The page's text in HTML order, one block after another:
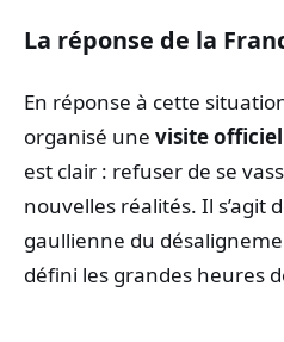
La réponse de la
En réponse à cette
organisé une visite
est clair : refuser de se
nouvelles réalités. Il s’agit
gaullienne du
défini les grandes heures